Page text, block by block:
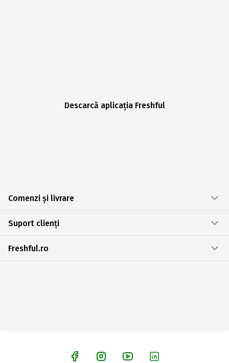
Descarcă aplicația Freshful
Comenzi și livrare
Suport clienți
Freshful.ro